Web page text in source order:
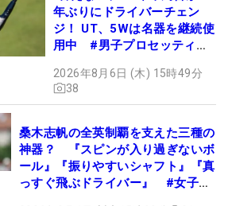
年ぶりにドライバーチェン
ジ！ UT、5Wは名器を継続使
用中 #男子プロセッティン
2026年8月6日 (木) 15時49分
38
桑木志帆の全英制覇を支えた三種の
神器？ 『スピンが入り過ぎないボ
ール』『振りやすいシャフト』『真
っすぐ飛ぶドライバー』 #女子プ